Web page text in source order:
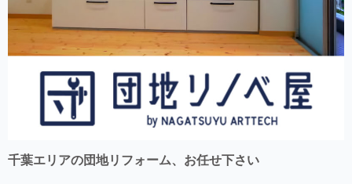
千葉エリアの団地リフォーム、お任せ下さい